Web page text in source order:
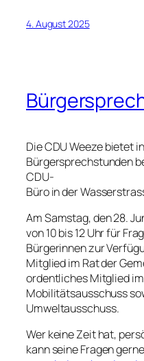
4. August 2025
Die CDU Weeze bietet
Bürgersprechstunden
CDU-
Büro in der
Am Samstag, den 28.
von 10 bis 12 Uhr für
Bürgerinnen zur
Mitglied im Rat der
ordentliches Mitglied
Mobilitätsausschuss
Umweltausschuss.
Wer keine Zeit hat,
kann seine Fragen